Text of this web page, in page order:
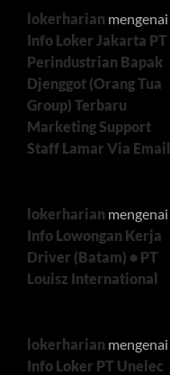
lokerharian mengenai
Info Loker Jakarta PT
Perindustrian Bapak
Djenggot (Orang Tua
Group) Terbaru
Marketing Support
Staff Lamar Via Email
lokerharian mengenai
Info Lowongan Kerja
Driver (Batam) • PT
Louisz International
lokerharian mengenai
Info Loker PT Unelec